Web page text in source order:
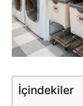
İçindekiler